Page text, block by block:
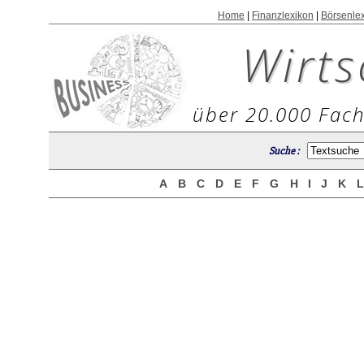
Home Finanzlexikon
über 20.000
Suche :
A B C D E F G H I J K